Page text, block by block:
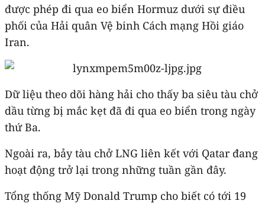
được phép đi qua eo biển Hormuz dưới sự điều
phối của Hải quân Vệ binh Cách mạng Hồi giáo
Iran.
Dữ liệu theo dõi hàng hải cho thấy ba siêu tàu chở
dầu từng bị mắc kẹt đã đi qua eo biển trong ngày
thứ Ba.
Ngoài ra, bảy tàu chở LNG liên kết với Qatar đang
hoạt động trở lại trong những tuần gần đây.
Tổng thống Mỹ Donald Trump cho biết có tới 19